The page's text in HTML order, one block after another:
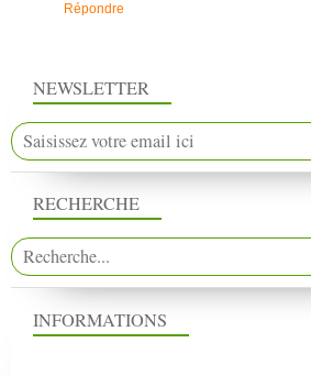
Répondre
NEWSLETTER
RECHERCHE
INFORMATIONS